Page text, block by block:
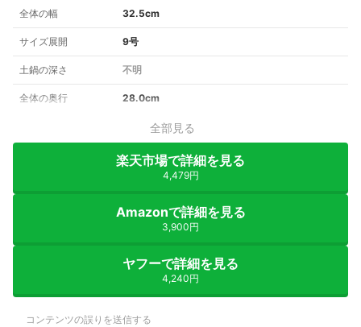
全体の幅 32.5cm
サイズ展開 9号
土鍋の深さ 不明
全体の奥行 28.0cm
全部見る
楽天市場で詳細を見る
4,479円
Amazonで詳細を見る
3,900円
ヤフーで詳細を見る
4,240円
コンテンツの誤りを送信する